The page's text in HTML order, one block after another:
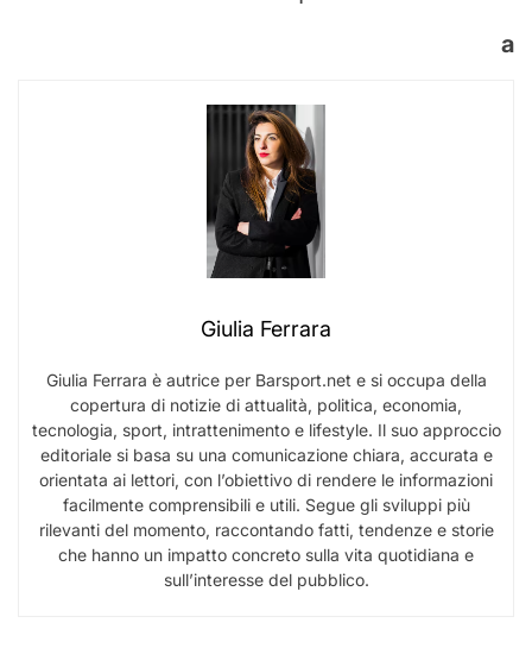
a
Giulia Ferrara
Giulia Ferrara è autrice per Barsport.net e si occupa della
copertura di notizie di attualità, politica, economia,
tecnologia, sport, intrattenimento e lifestyle. Il suo approccio
editoriale si basa su una comunicazione chiara, accurata e
orientata ai lettori, con l’obiettivo di rendere le informazioni
facilmente comprensibili e utili. Segue gli sviluppi più
rilevanti del momento, raccontando fatti, tendenze e storie
che hanno un impatto concreto sulla vita quotidiana e
sull’interesse del pubblico.